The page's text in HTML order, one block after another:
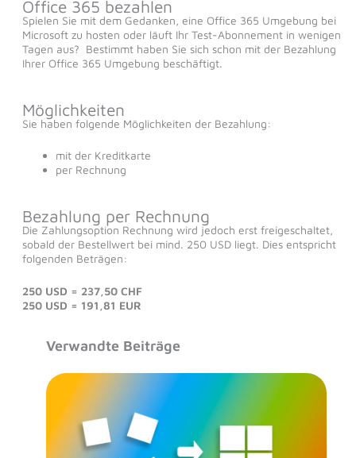
Office 365 bezahlen
Spielen Sie mit dem Gedanken, eine Office 365 Umgebung bei
Microsoft zu hosten oder läuft Ihr Test-Abonnement in wenigen
Tagen aus? Bestimmt haben Sie sich schon mit der Bezahlung
Ihrer Office 365 Umgebung beschäftigt.
Möglichkeiten
Sie haben folgende Möglichkeiten der Bezahlung:
mit der Kreditkarte
per Rechnung
Bezahlung per Rechnung
Die Zahlungsoption Rechnung wird jedoch erst freigeschaltet,
sobald der Bestellwert bei mind. 250 USD liegt. Dies entspricht
folgenden Beträgen:
250 USD = 237,50 CHF
250 USD = 191,81 EUR
Verwandte Beiträge